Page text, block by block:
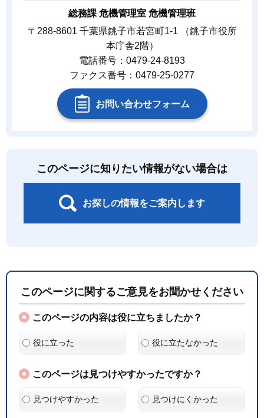
総務課 危機管理室 危機管理班
〒288-8601 千葉県銚子市若宮町1-1 （銚子市役所
本庁舎2階）
電話番号：0479-24-8193
ファクス番号：0479-25-0277
お問い合わせフォーム
このページに知りたい情報がない場合は
お探しの情報をご案内します
このページに関するご意見をお聞かせください
このページの内容は役に立ちましたか？
役に立った 役に立たなかった
このページは見つけやすかったですか？
見つけやすかった 見つけにくかった